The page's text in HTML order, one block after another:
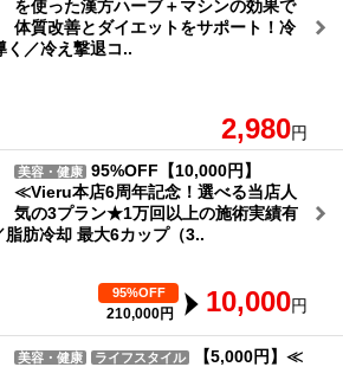
を使った漢方ハーブ＋マシンの効果で
体質改善とダイエットをサポート！冷
く／冷え撃退コ..
2,980円
美容・健康 95%OFF【10,000円】
≪Vieru本店6周年記念！選べる当店人
気の3プラン★1万回以上の施術実績有
肪冷却 最大6カップ（3..
95%OFF
210,000円 10,000円
美容・健康 ライフスタイル
【5,000円】≪